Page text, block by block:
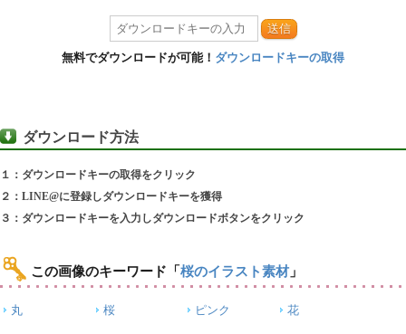
送信
無料でダウンロードが可能！ ダウンロードキーの取得
ダウンロード方法
１：ダウンロードキーの取得をクリック
２：LINE@に登録しダウンロードキーを獲得
３：ダウンロードキーを入力しダウンロードボタンをクリック
この画像のキーワード 「 桜のイラスト素材 」
丸 桜 ピンク 花